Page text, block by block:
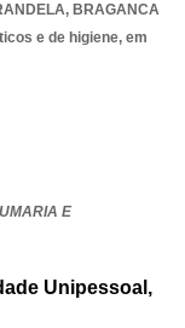
, BRAGANCA
e de higiene, em
E
Unipessoal,